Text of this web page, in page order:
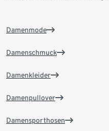
Damenmode
Damenschmuck
Damenkleider
Damenpullover
Damensporthosen